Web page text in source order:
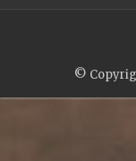
©
WP2Social